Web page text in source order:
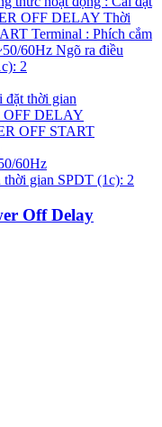
đặt thời gian
OFF DELAY
OFF START
60Hz
gian SPDT (1c): 2
Off Delay